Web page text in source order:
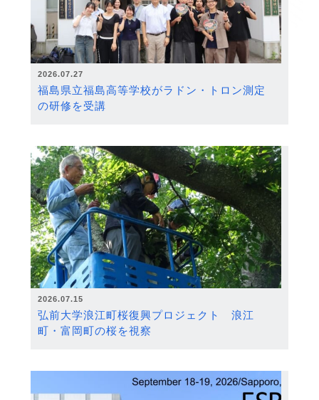
2026.07.27
福島県立福島高等学校がラドン・トロン測定
の研修を受講
2026.07.15
弘前大学浪江町桜復興プロジェクト 浪江
町・富岡町の桜を視察